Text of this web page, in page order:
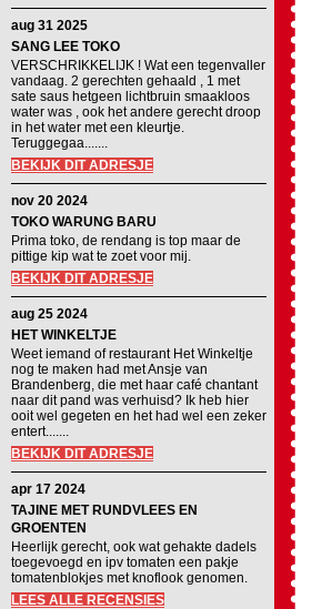
aug 31 2025
SANG LEE TOKO
VERSCHRIKKELIJK ! Wat een tegenvaller
vandaag. 2 gerechten gehaald , 1 met
sate saus hetgeen lichtbruin smaakloos
water was , ook het andere gerecht droop
in het water met een kleurtje.
Teruggegaa.......
BEKIJK DIT ADRESJE
nov 20 2024
TOKO WARUNG BARU
Prima toko, de rendang is top maar de
pittige kip wat te zoet voor mij.
BEKIJK DIT ADRESJE
aug 25 2024
HET WINKELTJE
Weet iemand of restaurant Het Winkeltje
nog te maken had met Ansje van
Brandenberg, die met haar café chantant
naar dit pand was verhuisd? Ik heb hier
ooit wel gegeten en het had wel een zeker
entert.......
BEKIJK DIT ADRESJE
apr 17 2024
TAJINE MET RUNDVLEES EN
GROENTEN
Heerlijk gerecht, ook wat gehakte dadels
toegevoegd en ipv tomaten een pakje
tomatenblokjes met knoflook genomen.
LEES ALLE RECENSIES